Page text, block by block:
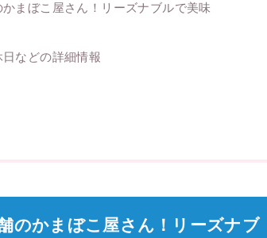
まぼこ屋さん！リーズナブルで美味
などの詳細情報
のかまぼこ屋さん！リーズナブ